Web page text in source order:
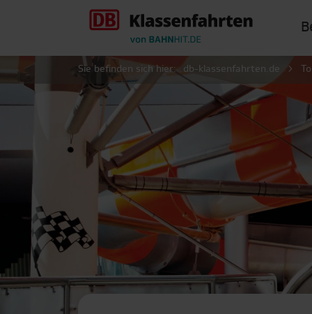
Sie befinden sich hier: db-klassenfahrten.de